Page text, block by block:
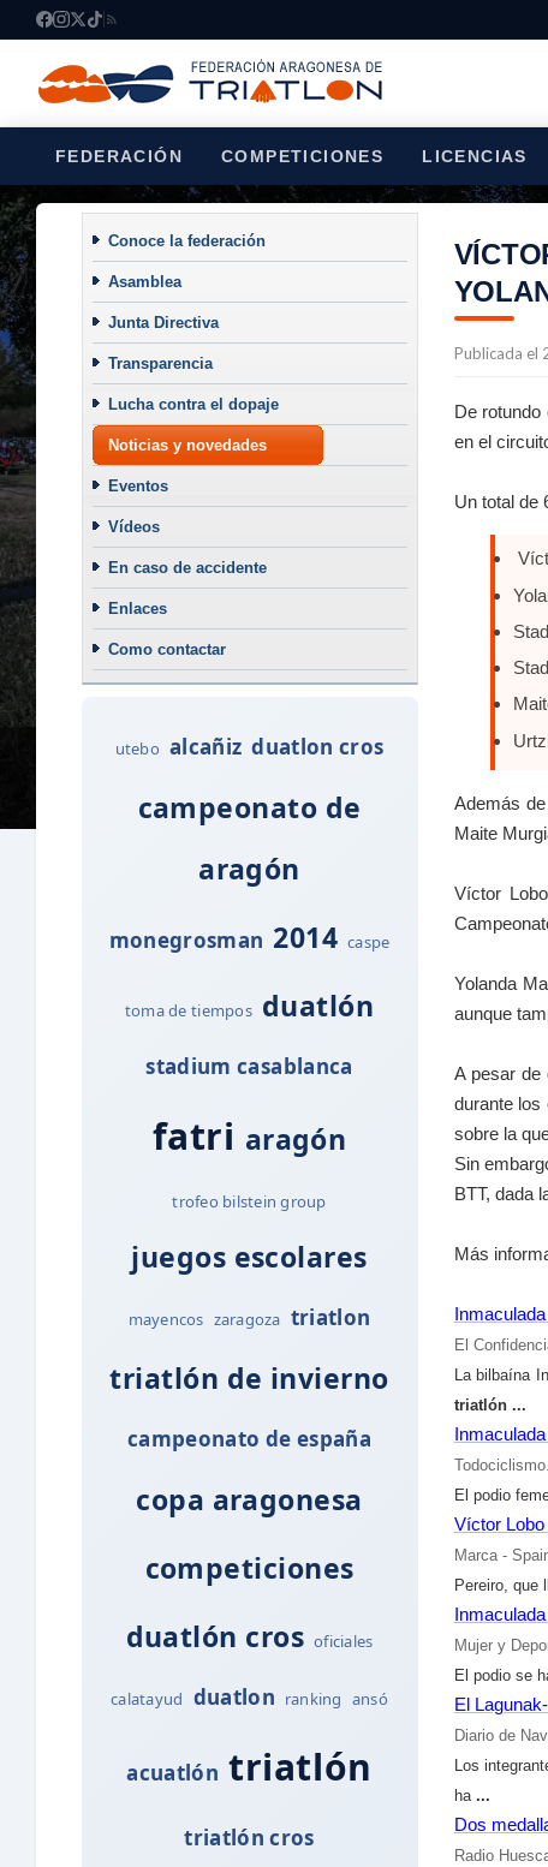
FEDERACIÓN COMPETICIONES LICENCIAS
Conoce la federación
Asamblea
Junta Directiva
Transparencia
Lucha contra el dopaje
Noticias y novedades
Eventos
Vídeos
En caso de accidente
Enlaces
Como contactar
utebo alcañiz duatlon cros
campeonato de
aragón
monegrosman 2014 caspe
toma de tiempos duatlón
stadium casablanca
fatri aragón
trofeo bilstein group
juegos escolares
mayencos zaragoza triatlon
triatlón de invierno
campeonato de españa
copa aragonesa
competiciones
duatlón cros oficiales
calatayud duatlon ranking ansó
acuatlón triatlón
triatlón cros
Publicada el
De
en el
Un total de
Además
Maite
Víctor
Yolanda
aunque
A pesar de
durante los
sobre la
Sin
BTT, dada
Más
El
La bilbaína
triatlón ...
El podio
Víctor
Marca -
Pereiro, que
Mujer y
El podio se
El
Diario de
Los
ha ...
Dos
Radio